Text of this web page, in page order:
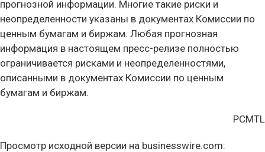
прогнозной информации. Многие такие риски и
неопределенности указаны в документах Комиссии по
ценным бумагам и биржам. Любая прогнозная
информация в настоящем пресс-релизе полностью
ограничивается рисками и неопределенностями,
описанными в документах Комиссии по ценным
бумагам и биржам.
PCMTL
Просмотр исходной версии на businesswire.com: